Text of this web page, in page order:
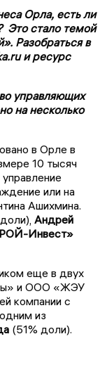
Орла, есть ли
Это стало темой
Разобраться в
и ресурс
управляющих
на несколько
в Орле в
10 тысяч
или на
Ашихмина.
Андрей
Инвест»
еще в двух
и ООО «ЖЭУ
компании с
из
(51% доли).